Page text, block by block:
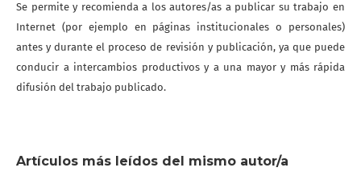
Se permite y recomienda a los autores/as a publicar su trabajo en
Internet (por ejemplo en páginas institucionales o personales)
antes y durante el proceso de revisión y publicación, ya que puede
conducir a intercambios productivos y a una mayor y más rápida
difusión del trabajo publicado.
Artículos más leídos del mismo autor/a